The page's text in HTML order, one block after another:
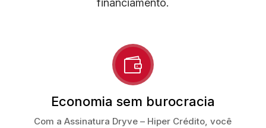
financiamento.

Economia sem burocracia
Com a Assinatura Dryve – Hiper Crédito, você